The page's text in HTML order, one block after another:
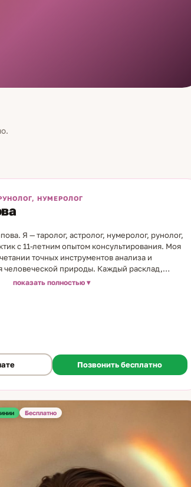
НУМЕРОЛОГ
Я — таролог, астролог, нумеролог, рунолог,
с 11-летним опытом консультирования. Моя
точных инструментов анализа и
человеческой природы. Каждый расклад,
— это не просто прогноз, а путь к осознанию
развитие событий на годы
особое внимание психологическим
причины. Моя задача — помочь
осознать кармические уроки и найти
помогает получить ясность в вопросах
— понимание, уверенность и осознанные
«Пока мы откладываем жизнь — она
проживать её во всей полноте и
делать то же самое. Приглашаю вас на
увидеть, как именно ваши звёзды и карты
показать полностью
Позвонить бесплатно
Бесплатно